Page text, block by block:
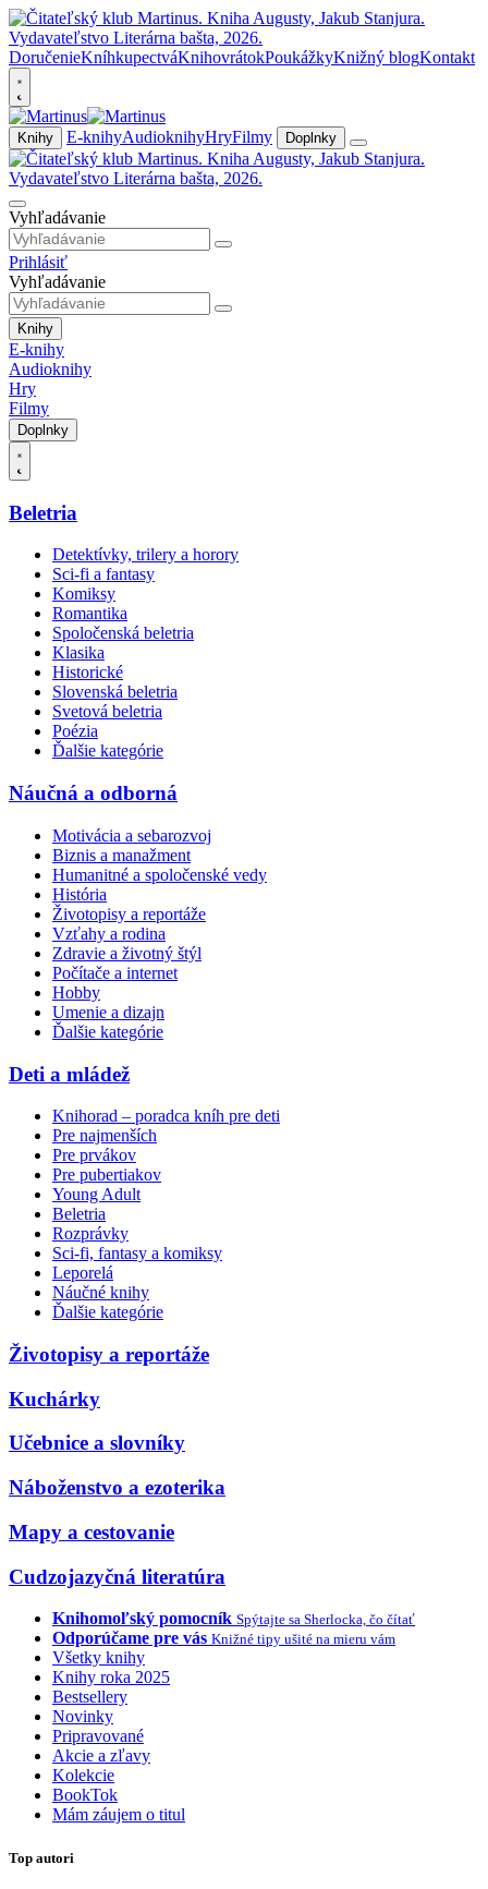
DoručenieKníhkupectváKnihovrátokPoukážkyKnižný blogKontakt
Knihy E-knihyAudioknihyHryFilmy Doplnky
Vyhľadávanie
Prihlásiť
Vyhľadávanie
Knihy
E-knihy
Audioknihy
Hry
Filmy
Doplnky
Beletria
Detektívky, trilery a horory
Sci-fi a fantasy
Komiksy
Romantika
Spoločenská beletria
Klasika
Historické
Slovenská beletria
Svetová beletria
Poézia
Ďalšie kategórie
Náučná a odborná
Motivácia a sebarozvoj
Biznis a manažment
Humanitné a spoločenské vedy
História
Životopisy a reportáže
Vzťahy a rodina
Zdravie a životný štýl
Počítače a internet
Hobby
Umenie a dizajn
Ďalšie kategórie
Deti a mládež
Knihorad – poradca kníh pre deti
Pre najmenších
Pre prvákov
Pre pubertiakov
Young Adult
Beletria
Rozprávky
Sci-fi, fantasy a komiksy
Leporelá
Náučné knihy
Ďalšie kategórie
Životopisy a reportáže
Kuchárky
Učebnice a slovníky
Náboženstvo a ezoterika
Mapy a cestovanie
Cudzojazyčná literatúra
Knihomoľský pomocník Spýtajte sa Sherlocka, čo čítať
Odporúčame pre vás Knižné tipy ušité na mieru vám
Všetky knihy
Knihy roka 2025
Bestsellery
Novinky
Pripravované
Akcie a zľavy
Kolekcie
BookTok
Mám záujem o titul
Top autori